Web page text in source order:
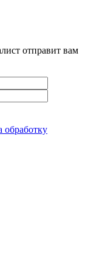
отправит вам
обработку